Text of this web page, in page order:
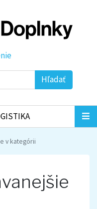
Hľadať
v kategórii